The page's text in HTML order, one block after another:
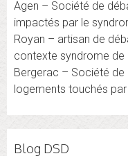
Agen – Société de
impactés par le
Royan – artisan de
contexte syndrome de
Bergerac – Société
logements touchés
Blog DSD